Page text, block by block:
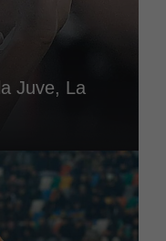
Juve, La